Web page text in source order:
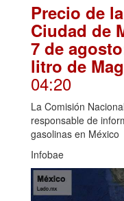
Precio de
Ciudad de
7 de
litro de
04:20
La Comisión
responsable de
gasolinas en México
Infobae